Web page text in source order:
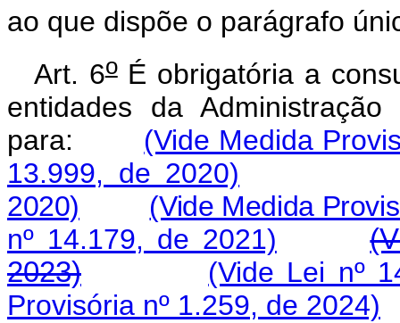
ao que dispõe o parágrafo
Art. 6oÉ obrigatória a
entidades da
para: (Vide Medida
13.999, de 2020)
2020)
(Vide Medida
nº 14.179, de 2021)
2023)
(Vide Lei nº
Provisória nº 1.259, de 2024)